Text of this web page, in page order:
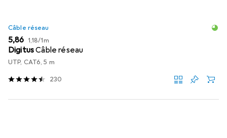
Câble réseau
EUR
5,86 EUR
1,18/1m
DigitusCâble réseau
UTP, CAT6, 5 m
230